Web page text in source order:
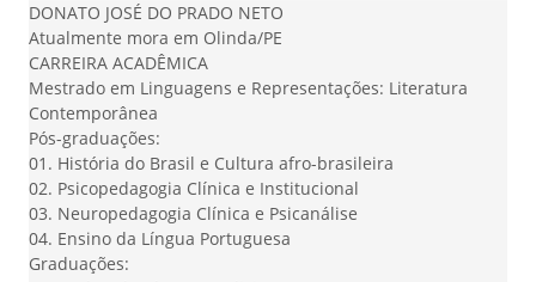
DONATO JOSÉ DO PRADO NETO
Atualmente mora em Olinda/PE
CARREIRA ACADÊMICA
Mestrado em Linguagens e Representações: Literatura
Contemporânea
Pós-graduações:
01. História do Brasil e Cultura afro-brasileira
02. Psicopedagogia Clínica e Institucional
03. Neuropedagogia Clínica e Psicanálise
04. Ensino da Língua Portuguesa
Graduações: